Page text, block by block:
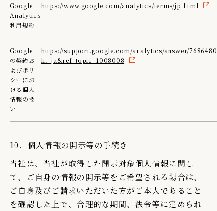
Google
Analytics
利用規約
https://www.google.com/analytics/terms/jp.html
Google
の契約お
よびポリ
シーにお
ける個人
情報の扱
い
https://support.google.com/analytics/answer/
hl=ja&ref_topic=1008008
10．個人情報の開示等の手続き
当社は、当社が取得した開示対象個人情報に関し
て、ご自身の情報の開示等をご希望される場合は、
ご自身及びご請求いただいた方がご本人であること
を確認した上で、合理的な期間、法令等に定められ